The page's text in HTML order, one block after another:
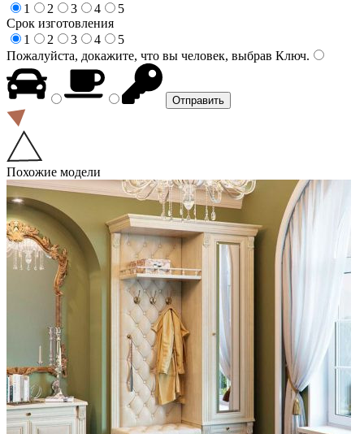
1
2 3 4
5
Срок изготовления
1
2 3 4
5
Пожалуйста, докажите, что вы человек, выбрав Ключ.
Похожие модели